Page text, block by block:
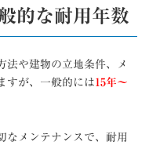
的な耐用年数
法や建物の立地条件、メ
すが、一般的には15年〜
なメンテナンスで、耐用